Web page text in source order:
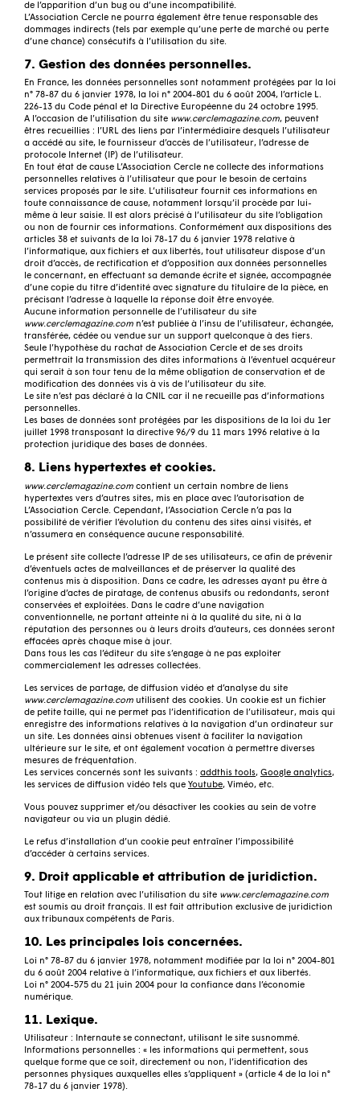
de l’apparition d’un bug ou d’une incompatibilité.
L’Association Cercle ne pourra également être tenue responsable des
dommages indirects (tels par exemple qu’une perte de marché ou perte
d’une chance) consécutifs à l’utilisation du site.
7. Gestion des données personnelles.
En France, les données personnelles sont notamment protégées par la loi
n° 78-87 du 6 janvier 1978, la loi n° 2004-801 du 6 août 2004, l’article L.
226-13 du Code pénal et la Directive Européenne du 24 octobre 1995.
A l’occasion de l’utilisation du site www.cerclemagazine.com, peuvent
êtres recueillies : l’URL des liens par l’intermédiaire desquels l’utilisateur
a accédé au site, le fournisseur d’accès de l’utilisateur, l’adresse de
protocole Internet (IP) de l’utilisateur.
En tout état de cause L’Association Cercle ne collecte des informations
personnelles relatives à l’utilisateur que pour le besoin de certains
services proposés par le site. L’utilisateur fournit ces informations en
toute connaissance de cause, notamment lorsqu’il procède par lui-
même à leur saisie. Il est alors précisé à l’utilisateur du site l’obligation
ou non de fournir ces informations. Conformément aux dispositions des
articles 38 et suivants de la loi 78-17 du 6 janvier 1978 relative à
l’informatique, aux fichiers et aux libertés, tout utilisateur dispose d’un
droit d’accès, de rectification et d’opposition aux données personnelles
le concernant, en effectuant sa demande écrite et signée, accompagnée
d’une copie du titre d’identité avec signature du titulaire de la pièce, en
précisant l’adresse à laquelle la réponse doit être envoyée.
Aucune information personnelle de l’utilisateur du site
www.cerclemagazine.com n’est publiée à l’insu de l’utilisateur, échangée,
transférée, cédée ou vendue sur un support quelconque à des tiers.
Seule l’hypothèse du rachat de Association Cercle et de ses droits
permettrait la transmission des dites informations à l’éventuel acquéreur
qui serait à son tour tenu de la même obligation de conservation et de
modification des données vis à vis de l’utilisateur du site.
Le site n’est pas déclaré à la CNIL car il ne recueille pas d’informations
personnelles.
Les bases de données sont protégées par les dispositions de la loi du 1er
juillet 1998 transposant la directive 96/9 du 11 mars 1996 relative à la
protection juridique des bases de données.
8. Liens hypertextes et cookies.
www.cerclemagazine.com contient un certain nombre de liens
hypertextes vers d’autres sites, mis en place avec l’autorisation de
L’Association Cercle. Cependant, l’Association Cercle n’a pas la
possibilité de vérifier l’évolution du contenu des sites ainsi visités, et
n’assumera en conséquence aucune responsabilité.
Le présent site collecte l’adresse IP de ses utilisateurs, ce afin de prévenir
d’éventuels actes de malveillances et de préserver la qualité des
contenus mis à disposition. Dans ce cadre, les adresses ayant pu être à
l’origine d’actes de piratage, de contenus abusifs ou redondants, seront
conservées et exploitées. Dans le cadre d’une navigation
conventionnelle, ne portant atteinte ni à la qualité du site, ni à la
réputation des personnes ou à leurs droits d’auteurs, ces données seront
effacées après chaque mise à jour.
Dans tous les cas l’éditeur du site s’engage à ne pas exploiter
commercialement les adresses collectées.
Les services de partage, de diffusion vidéo et d’analyse du site
www.cerclemagazine.com utilisent des cookies. Un cookie est un fichier
de petite taille, qui ne permet pas l’identification de l’utilisateur, mais qui
enregistre des informations relatives à la navigation d’un ordinateur sur
un site. Les données ainsi obtenues visent à faciliter la navigation
ultérieure sur le site, et ont également vocation à permettre diverses
mesures de fréquentation.
Les services concernés sont les suivants : addthis tools, Google analytics,
les services de diffusion vidéo tels que Youtube, Viméo, etc.
Vous pouvez supprimer et/ou désactiver les cookies au sein de votre
navigateur ou via un plugin dédié.
Le refus d’installation d’un cookie peut entraîner l’impossibilité
d’accéder à certains services.
9. Droit applicable et attribution de juridiction.
Tout litige en relation avec l’utilisation du site www.cerclemagazine.com
est soumis au droit français. Il est fait attribution exclusive de juridiction
aux tribunaux compétents de Paris.
10. Les principales lois concernées.
Loi n° 78-87 du 6 janvier 1978, notamment modifiée par la loi n° 2004-801
du 6 août 2004 relative à l’informatique, aux fichiers et aux libertés.
Loi n° 2004-575 du 21 juin 2004 pour la confiance dans l’économie
numérique.
11. Lexique.
Utilisateur : Internaute se connectant, utilisant le site susnommé.
Informations personnelles : « les informations qui permettent, sous
quelque forme que ce soit, directement ou non, l’identification des
personnes physiques auxquelles elles s’appliquent » (article 4 de la loi n°
78-17 du 6 janvier 1978).